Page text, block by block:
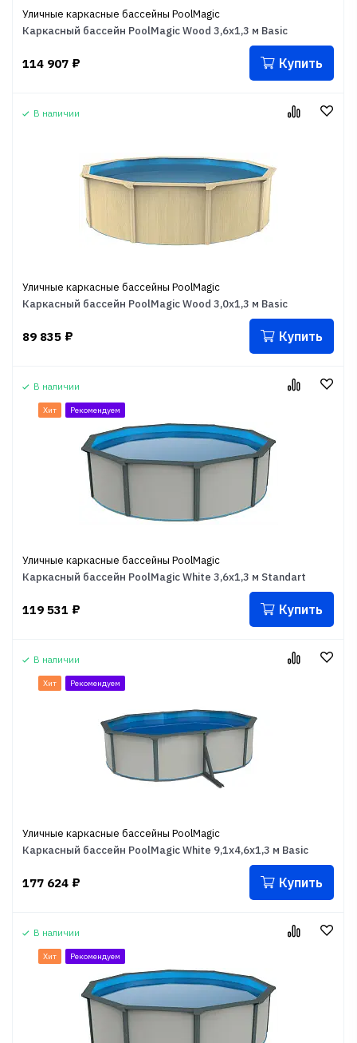
Уличные каркасные бассейны PoolMagic
Каркасный бассейн PoolMagic Wood 3,6х1,3 м Basic
114 907 ₽ Купить
В наличии
Уличные каркасные бассейны PoolMagic
Каркасный бассейн PoolMagic Wood 3,0х1,3 м Basic
89 835 ₽ Купить
В наличии
Хит Рекомендуем
Уличные каркасные бассейны PoolMagic
Каркасный бассейн PoolMagic White 3,6x1,3 м Standart
119 531 ₽ Купить
В наличии
Хит Рекомендуем
Уличные каркасные бассейны PoolMagic
Каркасный бассейн PoolMagic White 9,1x4,6x1,3 м Basic
177 624 ₽ Купить
В наличии
Хит Рекомендуем